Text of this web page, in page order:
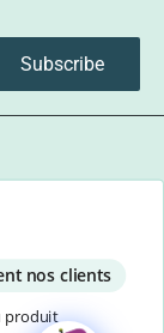
Subscribe
nos clients
produit